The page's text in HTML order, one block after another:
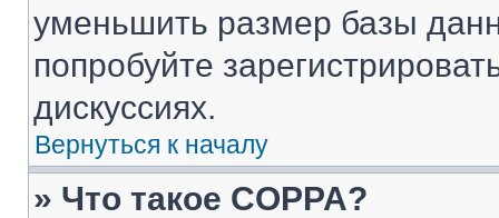
уменьшить размер базы
попробуйте
дискуссиях.
Вернуться к началу
» Что такое COPPA?